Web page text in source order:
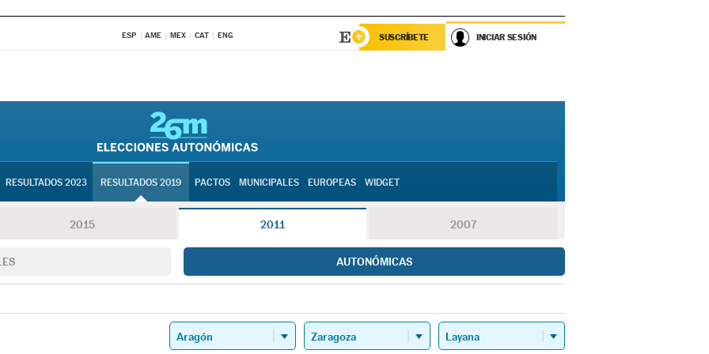
ESP AME MEX CAT ENG SUSCRÍBETE INICIAR SESIÓN
RESULTADOS 2023 RESULTADOS 2019 PACTOS MUNICIPALES EUROPEAS WIDGET
2015 2011 2007
AUTONÓMICAS